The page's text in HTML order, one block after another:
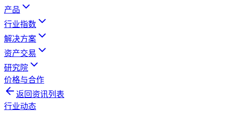
产品
行业指数
解决方案
资产交易
研究院
价格与合作
返回资讯列表
行业动态